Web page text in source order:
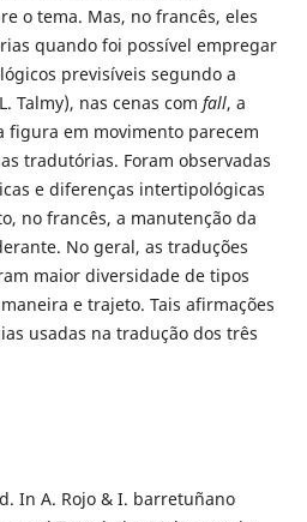
o tema. Mas, no francês, eles
quando foi possível empregar
previsíveis segundo a
Talmy), nas cenas com fall, a
figura em movimento parecem
tradutórias. Foram observadas
e diferenças intertipológicas
no francês, a manutenção da
No geral, as traduções
maior diversidade de tipos
e trajeto. Tais afirmações
usadas na tradução dos três
In A. Rojo & I. barretuñano